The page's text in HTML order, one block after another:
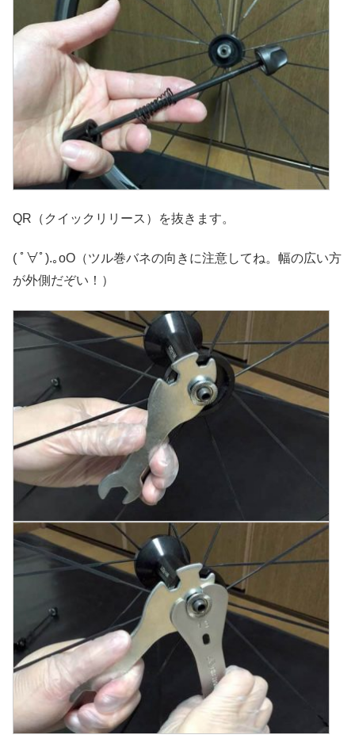
QR（クイックリリース）を抜きます。
( ﾟ∀ﾟ).｡oO（ツル巻バネの向きに注意してね。幅の広い方
が外側だぞい！）